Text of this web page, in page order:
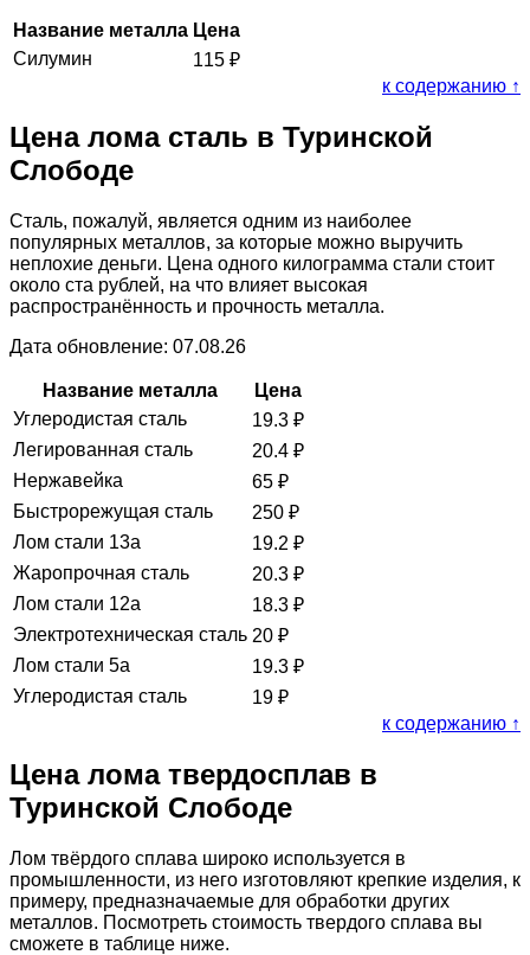
Название металла Цена
Силумин
115 ₽
к содержанию ↑
Цена лома сталь в Туринской
Слободе
Сталь, пожалуй, является одним из наиболее
популярных металлов, за которые можно выручить
неплохие деньги. Цена одного килограмма стали стоит
около ста рублей, на что влияет высокая
распространённость и прочность металла.
Дата обновление: 07.08.26
Название металла
Цена
Углеродистая сталь
19.3 ₽
Легированная сталь
20.4 ₽
Нержавейка
65 ₽
Быстрорежущая сталь
250 ₽
Лом стали 13а
19.2 ₽
Жаропрочная сталь
20.3 ₽
Лом стали 12а
18.3 ₽
Электротехническая сталь 20 ₽
Лом стали 5а
19.3 ₽
Углеродистая сталь
19 ₽
к содержанию ↑
Цена лома твердосплав в
Туринской Слободе
Лом твёрдого сплава широко используется в
промышленности, из него изготовляют крепкие изделия, к
примеру, предназначаемые для обработки других
металлов. Посмотреть стоимость твердого сплава вы
сможете в таблице ниже.